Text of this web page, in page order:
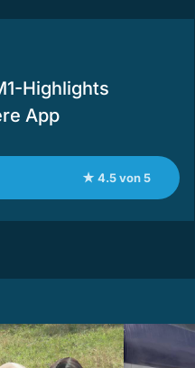
Highlights
App
★ 4.5 von 5